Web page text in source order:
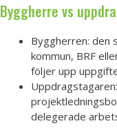
Byggherre vs
Byggherren: den
kommun, BRF
följer upp
delegerade